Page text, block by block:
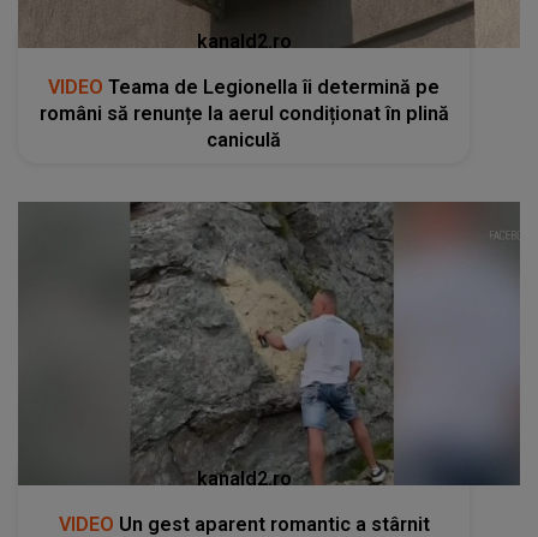
kanald2.ro
VIDEO Teama de Legionella îi determină pe
români să renunțe la aerul condiționat în plină
caniculă
kanald2.ro
VIDEO Un gest aparent romantic a stârnit